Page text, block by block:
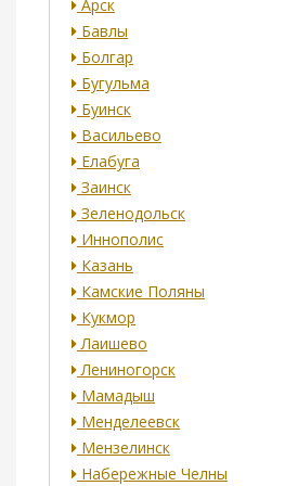
Арск
Бавлы
Болгар
Бугульма
Буинск
Васильево
Елабуга
Заинск
Зеленодольск
Иннополис
Казань
Камские Поляны
Кукмор
Лаишево
Лениногорск
Мамадыш
Менделеевск
Мензелинск
Набережные Челны